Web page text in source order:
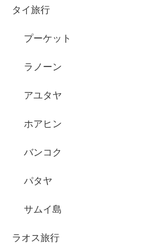
タイ旅行
プーケット
ラノーン
アユタヤ
ホアヒン
バンコク
パタヤ
サムイ島
ラオス旅行